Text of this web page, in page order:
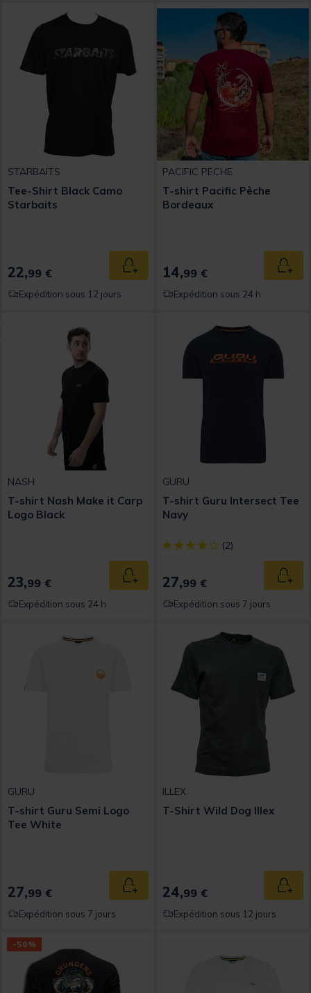
STARBAITS
Tee-Shirt Black Camo
Starbaits
22,99 € Ajouter au panier
Expédition sous 12 jours
PACIFIC PECHE
T-shirt Pacific Pêche
Bordeaux
14,99 €
Expédition sous 24 h
NASH
T-shirt Nash Make it Carp
Logo Black
23,99 € Ajouter au panier
Expédition sous 24 h
GURU
T-shirt Guru Intersect Tee
Navy
[object Object] out of 5
(2)
27,99 €
Expédition sous 7 jours
GURU
T-shirt Guru Semi Logo
Tee White
27,99 € Ajouter au panier
Expédition sous 7 jours
ILLEX
T-Shirt Wild Dog Illex
24,99 €
Expédition sous 12 jours
-50%